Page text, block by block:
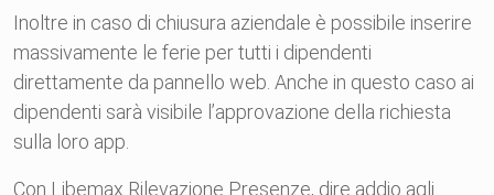
Inoltre in caso di chiusura aziendale è possibile inserire
massivamente le ferie per tutti i dipendenti
direttamente da pannello web. Anche in questo caso ai
dipendenti sarà visibile l’approvazione della richiesta
sulla loro app.
Con Libemax Rilevazione Presenze, dire addio agli